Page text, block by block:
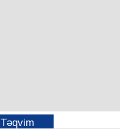
Təqvim